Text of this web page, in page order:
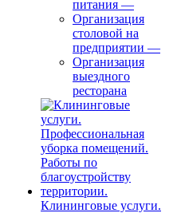
питания —
Организация
столовой на
предприятии —
Организация
выездного
ресторана
Клининговые услуги.